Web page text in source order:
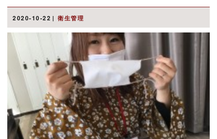
ご予約はこちらから
2020-10-22 衛生管理